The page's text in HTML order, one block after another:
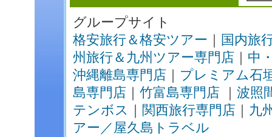
グループサイト
格安旅行＆格安ツアー ｜ 国内旅
州旅行＆九州ツアー専門店 ｜ 中
沖縄離島専門店 ｜ プレミアム石
島専門店 ｜ 竹富島専門店 ｜ 波照
テンボス ｜ 関西旅行専門店 ｜ 九
アー／屋久島トラベル